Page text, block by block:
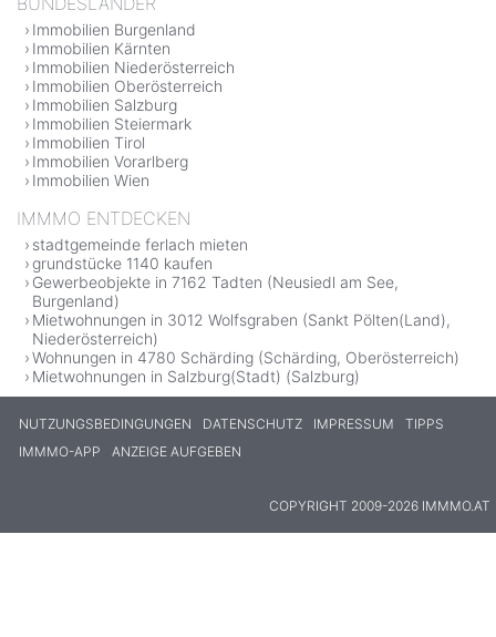
Immobilien Burgenland
Immobilien Kärnten
Immobilien Niederösterreich
Immobilien Oberösterreich
Immobilien Salzburg
Immobilien Steiermark
Immobilien Tirol
Immobilien Vorarlberg
Immobilien Wien
IMMMO ENTDECKEN
stadtgemeinde ferlach mieten
grundstücke 1140 kaufen
Gewerbeobjekte in 7162 Tadten (Neusiedl am See,
Burgenland)
Mietwohnungen in 3012 Wolfsgraben (Sankt Pölten(Land),
Niederösterreich)
Wohnungen in 4780 Schärding (Schärding, Oberösterreich)
Mietwohnungen in Salzburg(Stadt) (Salzburg)
NUTZUNGSBEDINGUNGEN DATENSCHUTZ IMPRESSUM
TIPPS
IMMMO-APP
ANZEIGE AUFGEBEN
COPYRIGHT 2009-2026 IMMMO.AT